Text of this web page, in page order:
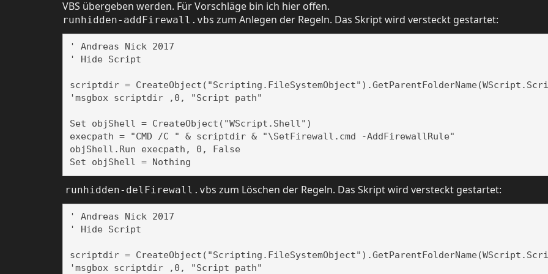
VBS übergeben werden. Für Vorschläge bin ich hier offen.
runhidden-addFirewall.vbs zum Anlegen der Regeln. Das Skript wird versteckt gestartet:
' Andreas Nick 2017
' Hide Script
scriptdir =
'msgbox scriptdir ,0, "Script path"
Set objShell = CreateObject("WScript.Shell")
execpath = "CMD /C " & scriptdir & "\SetFirewall.cmd -AddFirewallRule"
objShell.Run execpath, 0, False
Set objShell = Nothing
runhidden-delFirewall.vbs zum Löschen der Regeln. Das Skript wird versteckt gestartet:
' Andreas Nick 2017
' Hide Script
scriptdir =
'msgbox scriptdir ,0, "Script path"